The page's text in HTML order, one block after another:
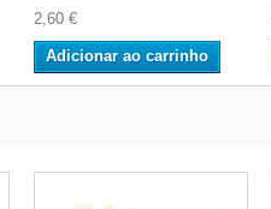
2,60 €
Adicionar ao carrinho